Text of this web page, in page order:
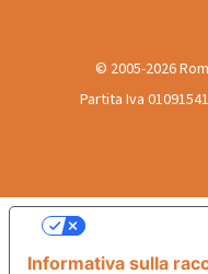
© 2005-2026
Partita Iva
Informativa sulla
Le tue